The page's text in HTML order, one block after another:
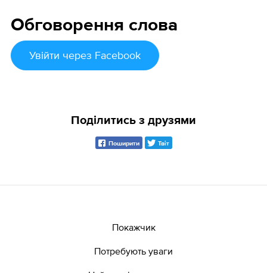
Обговорення слова
Увійти через Facebook
Поділитись з друзями
Поширити Твіт
Покажчик
Потребують уваги